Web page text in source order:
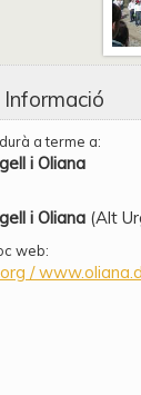
Informació
a terme a:
i Oliana
i Oliana (Alt
web:
/